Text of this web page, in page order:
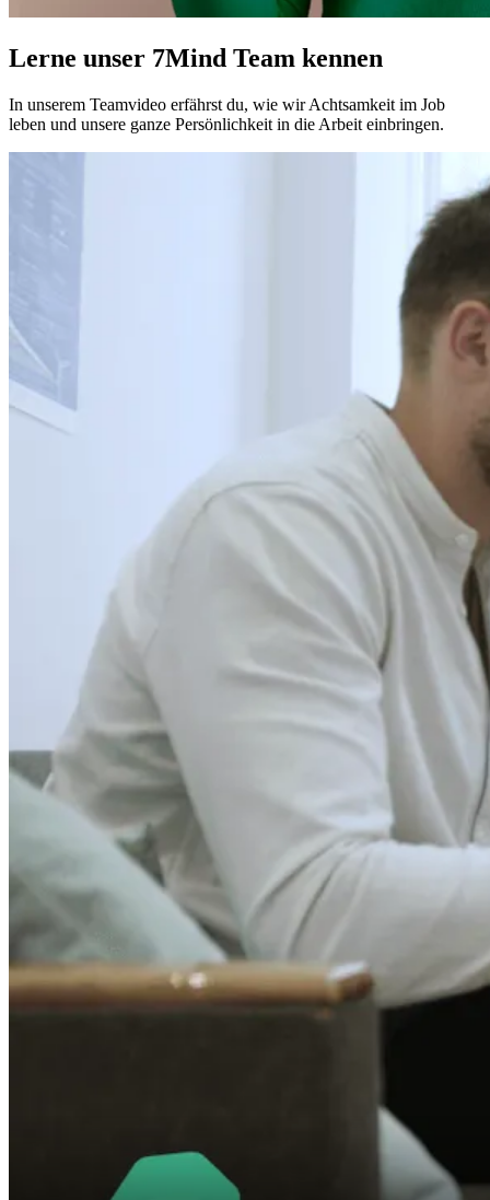
Lerne unser 7Mind Team kennen
In unserem Teamvideo erfährst du, wie wir Achtsamkeit im Job
leben und unsere ganze Persönlichkeit in die Arbeit einbringen.